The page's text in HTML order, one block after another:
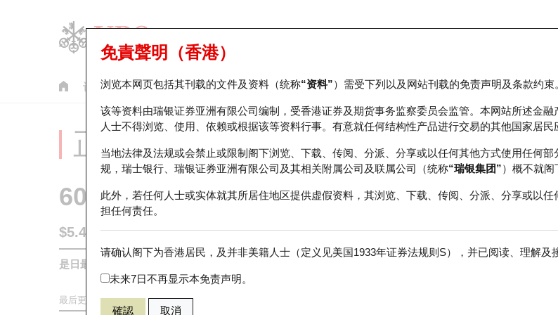
认股证 牛熊证 美股指数产品 轮证市场统计 正股数据及市场统计 瑞银轮证教室
免責聲明（香港）
浏览本网页包括其刊载的文件及资料（统称“资料”）需受下列以及网站刊载的免责声明及条款约束
该等资料由瑞银证券亚洲有限公司编制，受香港证券及期货事务监察委员会监管。本网站所述金融
人士不得浏览、使用、依赖或根据该等资料行事。有意就任何结构性产品进行交易的其他国家居民
当地法律及法规或会禁止或限制阁下浏览、下载、传阅、分派、分享或以任何其他方式使用任何
规，瑞士银行、瑞银证券亚洲有限公司及其相关附属公司及联属公司（统称“瑞银集团”）概不就阁
此外，若任何人士或实体就其所居住地区提供虚假资料，其浏览、下载、传阅、分派、分享或以
担任何责任。
请确认阁下为香港居民，及并非美籍人士（定义见美国1933年证券法规则S），并已阅读、理解及
未来7日不再显示本免责声明。
確認 取消
正股分析仪
6098 碧桂园服务
$5.41 0.065 (-1.19%)
是日最高/最低价
最后更新时间:2026-08-06 16:20 (15分钟延迟)